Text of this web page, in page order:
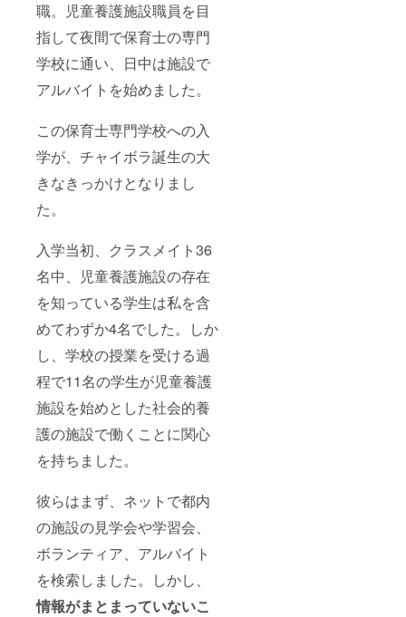
職。児童養護施設職員を目
指して夜間で保育士の専門
学校に通い、日中は施設で
アルバイトを始めました。
この保育士専門学校への入
学が、チャイボラ誕生の大
きなきっかけとなりまし
た。
入学当初、クラスメイト36
名中、児童養護施設の存在
を知っている学生は私を含
めてわずか4名でした。しか
し、学校の授業を受ける過
程で11名の学生が児童養護
施設を始めとした社会的養
護の施設で働くことに関心
を持ちました。
彼らはまず、ネットで都内
の施設の見学会や学習会、
ボランティア、アルバイト
を検索しました。しかし、
情報がまとまっていないこ